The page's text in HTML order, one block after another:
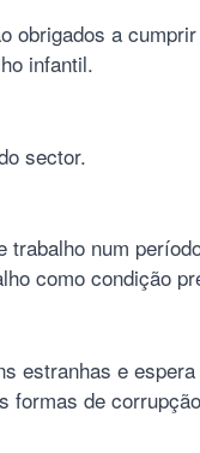
a
infantil.
sector.
num
como condição
estranhas e
de